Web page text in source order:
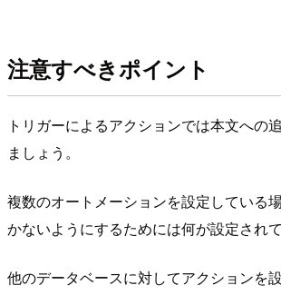
注意すべきポイント
トリガーによるアクションでは本文へ
ましょう。
複数のオートメーションを設定している
かないようにするためには何が設定され
他のデータベースに対してアクションを